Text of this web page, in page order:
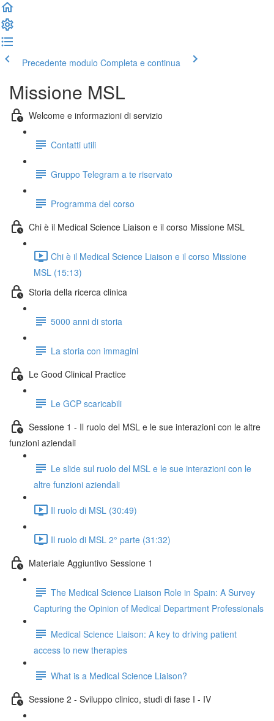
Precedente modulo Completa e continua
Missione MSL
Welcome e informazioni di servizio
Contatti utili
Gruppo Telegram a te riservato
Programma del corso
Chi è il Medical Science Liaison e il corso Missione MSL
Chi è il Medical Science Liaison e il corso Missione
MSL (15:13)
Storia della ricerca clinica
5000 anni di storia
La storia con immagini
Le Good Clinical Practice
Le GCP scaricabili
Sessione 1 - Il ruolo del MSL e le sue interazioni con le altre
funzioni aziendali
Le slide sul ruolo del MSL e le sue interazioni con le
altre funzioni aziendali
Il ruolo di MSL (30:49)
Il ruolo di MSL 2° parte (31:32)
Materiale Aggiuntivo Sessione 1
The Medical Science Liaison Role in Spain: A Survey
Capturing the Opinion of Medical Department Professionals
Medical Science Liaison: A key to driving patient
access to new therapies
What is a Medical Science Liaison?
Sessione 2 - Sviluppo clinico, studi di fase I - IV